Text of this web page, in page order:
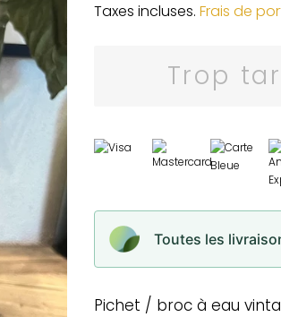
Taxes incluses. Frais de
Trop
Toutes les
Pichet / broc à eau